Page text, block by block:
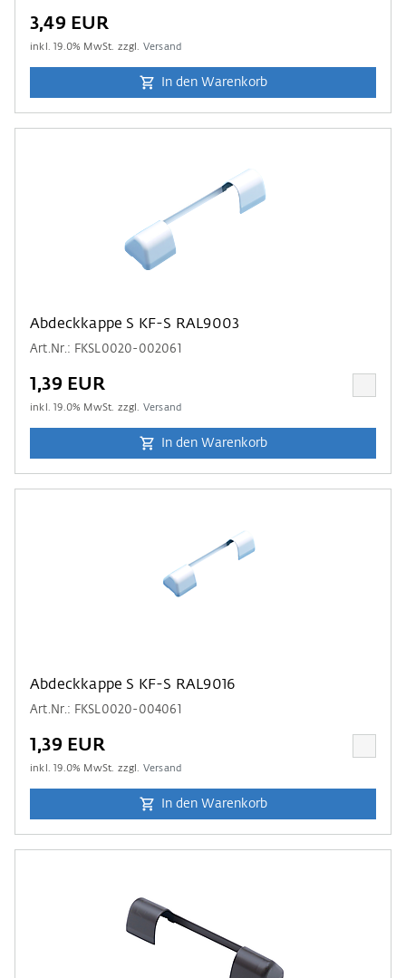
3,49 EUR
inkl.19.0% MwSt. zzgl. Versand
In den Warenkorb
Abdeckkappe S KF-S RAL9003
Art.Nr.: FKSL0020-002061
1,39 EUR
inkl.19.0% MwSt. zzgl. Versand
In den Warenkorb
Abdeckkappe S KF-S RAL9016
Art.Nr.: FKSL0020-004061
1,39 EUR
inkl.19.0% MwSt. zzgl. Versand
In den Warenkorb